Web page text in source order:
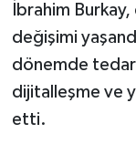
İbrahim
değişimi
dönemde
dijitalleşme ve
etti.